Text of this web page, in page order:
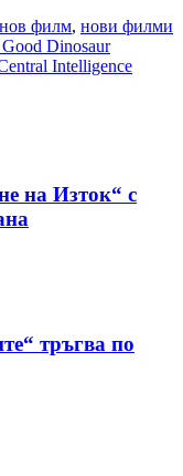
нов филм, нови филми
Dinosaur
Intelligence
на Изток“ с
тръгва по